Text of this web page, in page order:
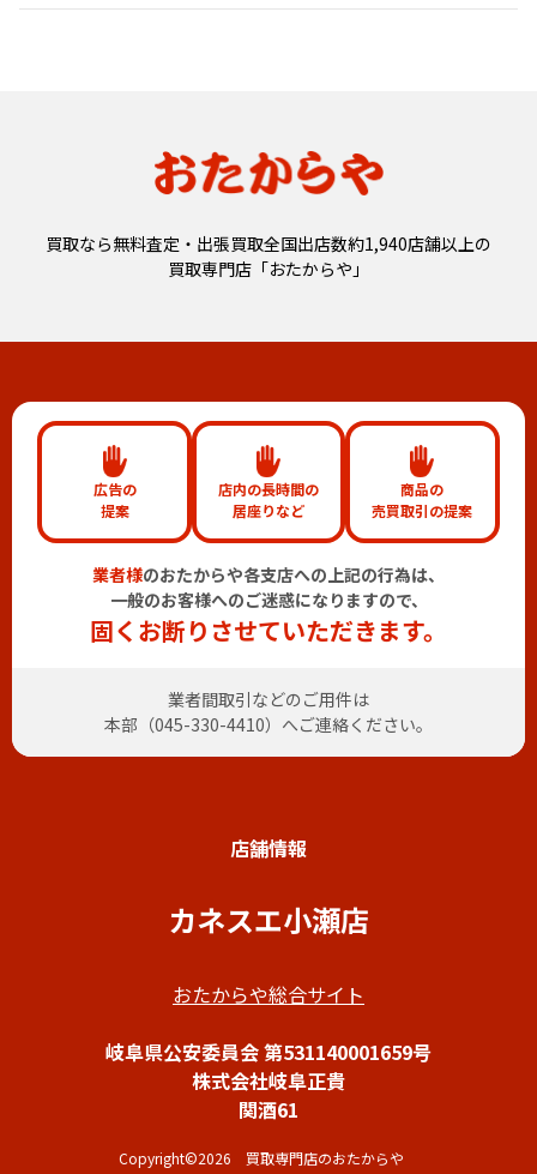
買取なら無料査定・出張買取全国出店数約1,940店舗以上の
買取専門店「おたからや」
広告の
提案
店内の長時間の
居座りなど
商品の
売買取引の提案
業者様のおたからや各支店への上記の行為は、
一般のお客様へのご迷惑になりますので、
固くお断りさせていただきます。
業者間取引などのご用件は
本部（045-330-4410）へご連絡ください。
店舗情報
カネスエ小瀬店
おたからや総合サイト
岐阜県公安委員会 第531140001659号
株式会社岐阜正貴
関酒61
Copyright©2026 買取専門店のおたからや